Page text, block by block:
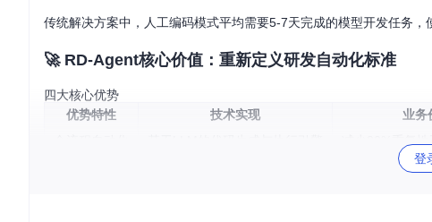
传统解决方案中，人工编码模式平均需要5-7天完成的模型开发任务
🚀 RD-Agent核心价值：重新定义研发自动化标准
四大核心优势
优势特性
技术实现
业务
支持金融、医
登